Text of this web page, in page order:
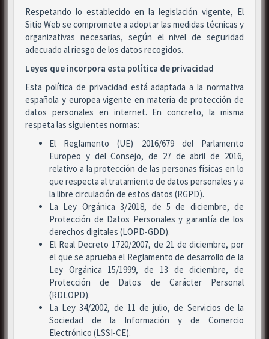
Respetando lo establecido en la legislación vigente, El
Sitio Web se compromete a adoptar las medidas técnicas y
organizativas necesarias, según el nivel de seguridad
adecuado al riesgo de los datos recogidos.
Leyes que incorpora esta política de privacidad
Esta política de privacidad está adaptada a la normativa
española y europea vigente en materia de protección de
datos personales en internet. En concreto, la misma
respeta las siguientes normas:
El Reglamento (UE) 2016/679 del Parlamento
Europeo y del Consejo, de 27 de abril de 2016,
relativo a la protección de las personas físicas en lo
que respecta al tratamiento de datos personales y a
la libre circulación de estos datos (RGPD).
La Ley Orgánica 3/2018, de 5 de diciembre, de
Protección de Datos Personales y garantía de los
derechos digitales (LOPD-GDD).
El Real Decreto 1720/2007, de 21 de diciembre, por
el que se aprueba el Reglamento de desarrollo de la
Ley Orgánica 15/1999, de 13 de diciembre, de
Protección de Datos de Carácter Personal
(RDLOPD).
La Ley 34/2002, de 11 de julio, de Servicios de la
Sociedad de la Información y de Comercio
Electrónico (LSSI-CE).